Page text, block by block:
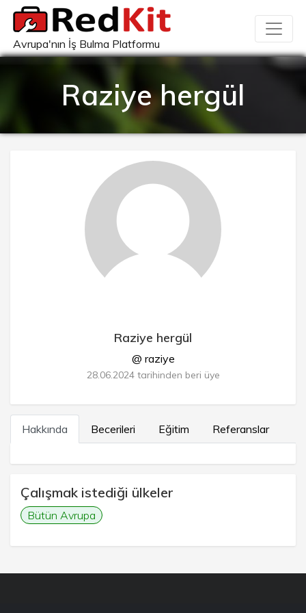
Avrupa'nın İş Bulma Platformu
Raziye hergül
Raziye hergül
@ raziye
28.06.2024 tarihinden beri üye
Hakkında Becerileri Eğitim Referanslar
Çalışmak istediği ülkeler
Bütün Avrupa